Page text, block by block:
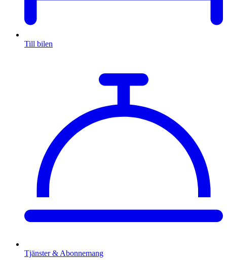
Till bilen
Tjänster & Abonnemang